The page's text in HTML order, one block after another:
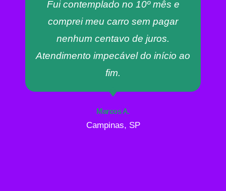
Fui contemplado no 10º mês e
comprei meu carro sem pagar
nenhum centavo de juros.
Atendimento impecável do início ao
fim.
Marcos A.
Campinas, SP